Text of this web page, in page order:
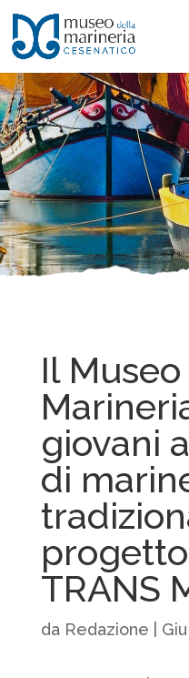
Il
giovani
di
TRANS
da Redazione